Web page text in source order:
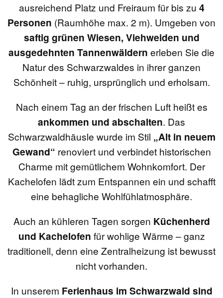
ausreichend Platz und Freiraum für bis zu 4
Personen (Raumhöhe max. 2 m). Umgeben von
saftig grünen Wiesen, Viehweiden und
ausgedehnten Tannenwäldern erleben Sie die
Natur des Schwarzwaldes in ihrer ganzen
Schönheit – ruhig, ursprünglich und erholsam.
Nach einem Tag an der frischen Luft heißt es
ankommen und abschalten. Das
Schwarzwaldhäusle wurde im Stil „Alt in neuem
Gewand“ renoviert und verbindet historischen
Charme mit gemütlichem Wohnkomfort. Der
Kachelofen lädt zum Entspannen ein und schafft
eine behagliche Wohlfühlatmosphäre.
Auch an kühleren Tagen sorgen Küchenherd
und Kachelofen für wohlige Wärme – ganz
traditionell, denn eine Zentralheizung ist bewusst
nicht vorhanden.
In unserem Ferienhaus im Schwarzwald sind